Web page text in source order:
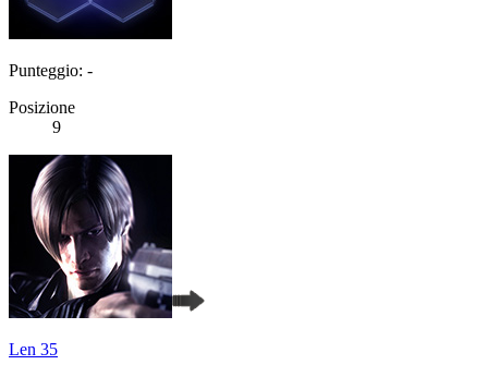
Punteggio: -
Posizione
9
Len 35